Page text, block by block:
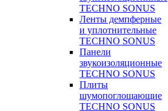
TECHNO SONUS
Ленты демпферные
и уплотнительные
TECHNO SONUS
Панели
звукоизоляционные
TECHNO SONUS
Плиты
шумопоглощающие
TECHNO SONUS